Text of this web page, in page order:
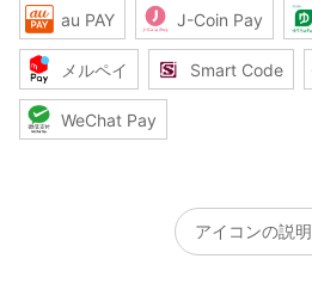
au PAY J-Coin Pay
メルペイ Smart Code
WeChat Pay
アイコンの説明